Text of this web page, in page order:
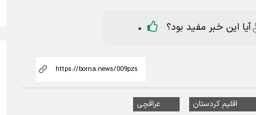
آیا این خبر مفید بود؟ 0
اقلیم کردستان عراقچی